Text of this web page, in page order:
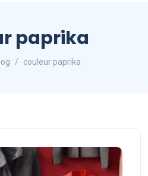
paprika
couleur paprika